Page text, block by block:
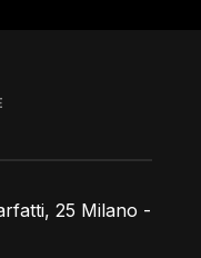
25 Milano -